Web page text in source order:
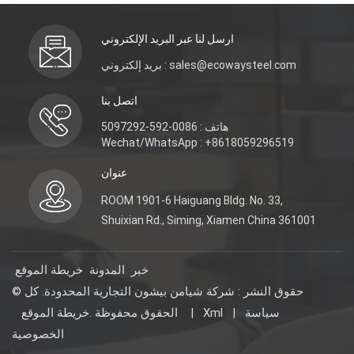
ارسل لنا عبر البريد الإلكتروني
بريد إلكتروني : sales@ecowaysteel.com
اتصل بنا
هاتف : 0086-592-5097292
Wechat/WhatsApp : +8618059296519
عنوان
ROOM 1901-6 Haiguang Bldg. No. 33,
Shuixian Rd., Siming, Xiamen China 361001
خريطة الموقع المدونة
خبر
© حقوق النشر : شركة شيامن بيشون التجارية المحدودة. كل
الحقوق محفوظة .
| Xml |
سياسة
الخصوصية